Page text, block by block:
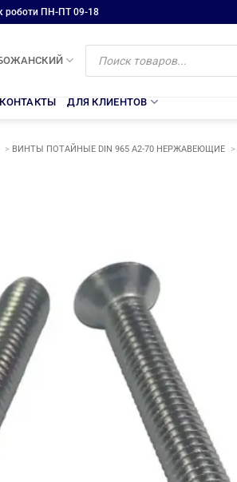
роботи ПН-ПТ 09-18
Поиск
товаров
КОНТАКТЫ ДЛЯ КЛИЕНТОВ
ВИНТЫ ПОТАЙНЫЕ DIN 965 A2-70 НЕРЖАВЕЮЩИЕ